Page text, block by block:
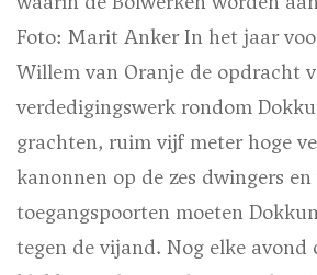
Foto: Marit AnkerIn het jaar
Willem van Oranje de opdracht
verdedigingswerk rondom
grachten, ruim vijf meter hoge
kanonnen op de zes dwingers
toegangspoorten moeten
tegen de vijand. Nog elke avond